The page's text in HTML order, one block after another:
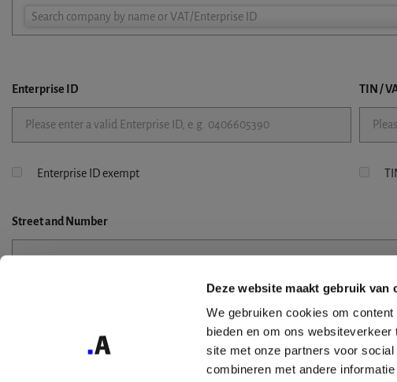
Deze website maakt gebruik van
We gebruiken cookies om
bieden en om ons
site met onze partners voor
combineren met andere
Search company by name or VAT/Enterprise ID
Company
Enterprise ID TIN /
Enterprise ID exempt
Streetand Number